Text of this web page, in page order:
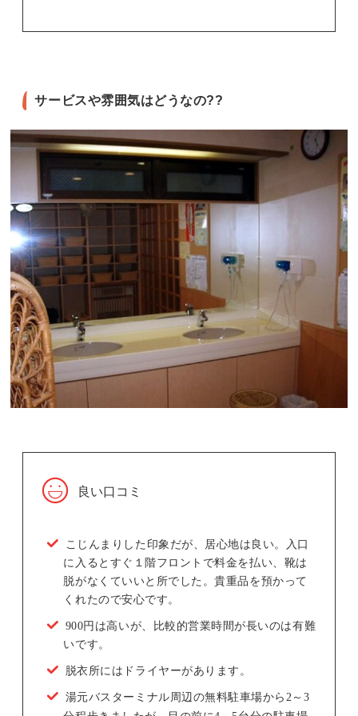
サービスや雰囲気はどうなの??
良い口コミ
こじんまりした印象だが、居心地は良い。入口
に入るとすぐ１階フロントで料金を払い、靴は
脱がなくていいと所でした。貴重品を預かって
くれたので安心です。
900円は高いが、比較的営業時間が長いのは有難
いです。
脱衣所にはドライヤーがあります。
湯元バスターミナル周辺の無料駐車場から2～3